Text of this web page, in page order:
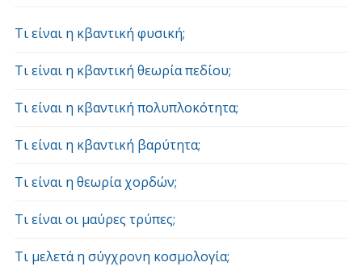
Τι είναι η κβαντική φυσική;
Τι είναι η κβαντική θεωρία πεδίου;
Τι είναι η κβαντική πολυπλοκότητα;
Τι είναι η κβαντική βαρύτητα;
Τι είναι η θεωρία χορδών;
Τι είναι οι μαύρες τρύπες;
Τι μελετά η σύγχρονη κοσμολογία;